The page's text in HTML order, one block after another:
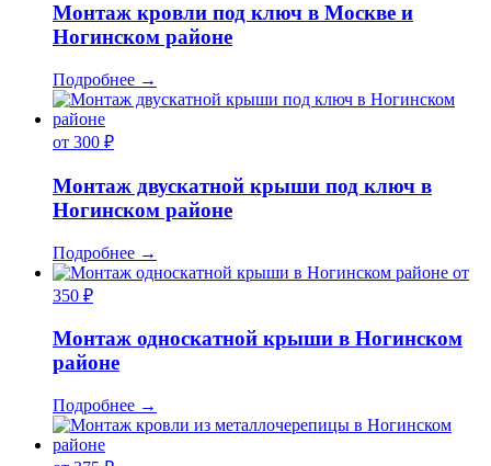
Монтаж кровли под ключ в Москве и
Ногинском районе
Подробнее →
от 300 ₽
Монтаж двускатной крыши под ключ в
Ногинском районе
Подробнее →
от
350 ₽
Монтаж односкатной крыши в Ногинском
районе
Подробнее →